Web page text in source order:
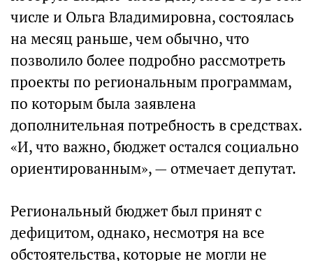
числе и Ольга Владимировна, состоялась
на месяц раньше, чем обычно, что
позволило более подробно рассмотреть
проекты по региональным программам,
по которым была заявлена
дополнительная потребность в средствах.
«И, что важно, бюджет остался социально
ориентированным», — отмечает депутат.
Региональный бюджет был принят с
дефицитом, однако, несмотря на все
обстоятельства, которые не могли не